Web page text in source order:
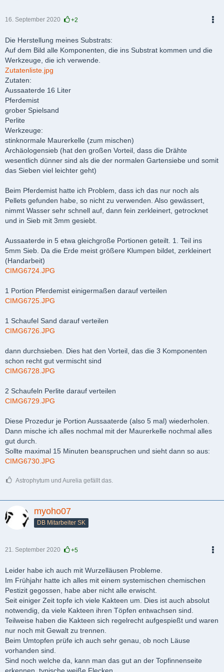
16. September 2020 +2
Die Herstellung meines Substrats:
Auf dem Bild alle Komponenten, die ins Substrat kommen und die
Werkzeuge, die ich verwende.
Zutatenliste.jpg
Zutaten:
Aussaaterde 16 Liter
Pferdemist
grober Spielsand
Perlite
Werkzeuge:
stinknormale Maurerkelle (zum mischen)
Archäologensieb (hat den großen Vorteil, dass die Drähte
wesentlich dünner sind als die der normalen Gartensiebe und somit
das Sieben viel leichter geht)
Beim Pferdemist hatte ich Problem, dass ich das nur noch als
Pellets gefunden habe, so nicht zu verwenden. Also gewässert,
nimmt Wasser sehr schnell auf, dann fein zerkleinert, getrocknet
und in Sieb mit 3mm gesiebt.
Aussaaterde in 5 etwa gleichgroße Portionen geteilt. 1. Teil ins
5mm Sieb. Da die Erde meist größere Klumpen bildet, zerkleinert
(Handarbeit)
CIMG6724.JPG
1 Portion Pferdemist einigermaßen darauf verteilen
CIMG6725.JPG
1 Schaufel Sand darauf verteilen
CIMG6726.JPG
dann durchsieben. Dies hat den Vorteil, das die 3 Komponenten
schon recht gut vermischt sind
CIMG6728.JPG
2 Schaufeln Perlite darauf verteilen
CIMG6729.JPG
Diese Prozedur je Portion Aussaaterde (also 5 mal) wiederholen.
Dann mische ich alles nochmal mit der Maurerkelle nochmal alles
gut durch.
Sollte maximal 15 Minuten beanspruchen und sieht dann so aus:
CIMG6730.JPG
Astrophytum und Aurelia gefällt das.
myoho07
DB Mitarbeiter SK
21. September 2020 +5
Leider habe ich auch mit Wurzelläusen Probleme.
Im Frühjahr hatte ich alles mit einem systemischen chemischen
Pestizit gegossen, habe aber nicht alle erwischt.
Seit einiger Zeit topfe ich viele Kakteen um. Dies ist auch absolut
notwendig, da viele Kakteen ihren Töpfen entwachsen sind.
Teilweise haben die Kakteen sich regelrecht aufgespießt und waren
nur noch mit Gewalt zu trennen.
Beim Umtopfen prüfe ich auch sehr genau, ob noch Läuse
vorhanden sind.
Sind noch welche da, kann man das gut an der Topfinnenseite